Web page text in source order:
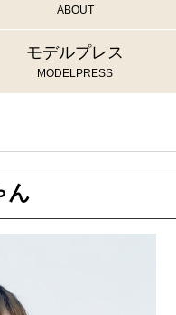
ABOUT
モデルプレス
MODELPRESS
ん